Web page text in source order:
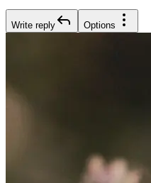
Write reply Options